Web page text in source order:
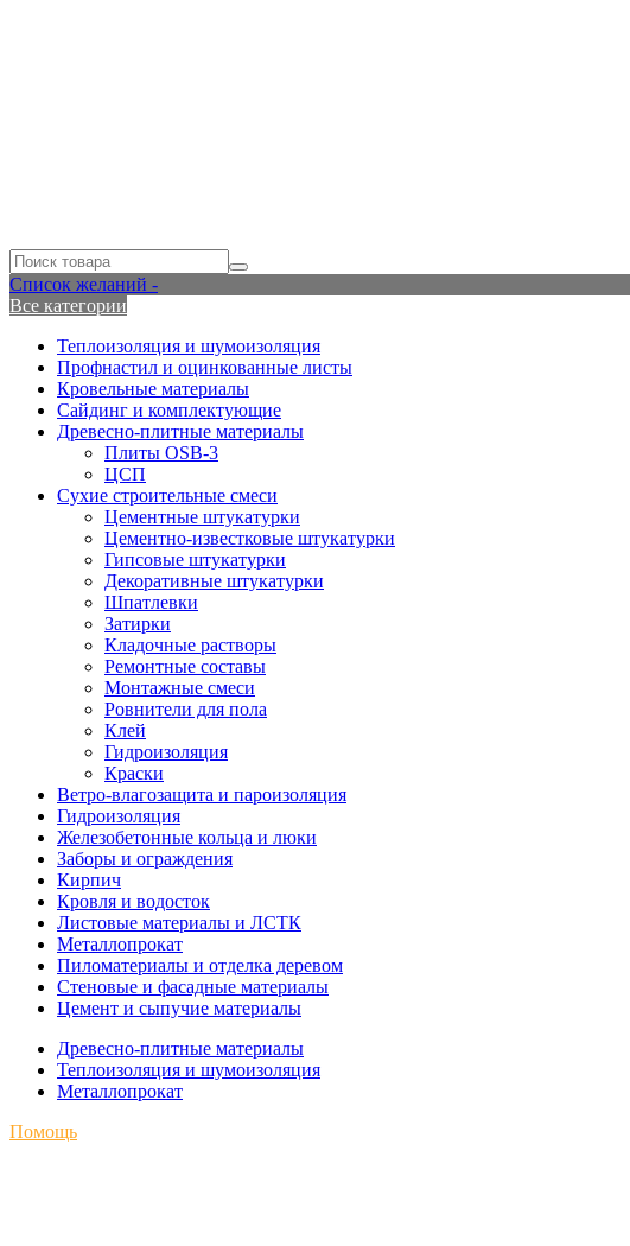
Список желаний -
Все категории
Теплоизоляция и шумоизоляция
Профнастил и оцинкованные листы
Кровельные материалы
Сайдинг и комплектующие
Древесно-плитные материалы
Плиты OSB-3
ЦСП
Сухие строительные смеси
Цементные штукатурки
Цементно-известковые штукатурки
Гипсовые штукатурки
Декоративные штукатурки
Шпатлевки
Затирки
Кладочные растворы
Ремонтные составы
Монтажные смеси
Ровнители для пола
Клей
Гидроизоляция
Краски
Ветро-влагозащита и пароизоляция
Гидроизоляция
Железобетонные кольца и люки
Заборы и ограждения
Кирпич
Кровля и водосток
Листовые материалы и ЛСТК
Металлопрокат
Пиломатериалы и отделка деревом
Стеновые и фасадные материалы
Цемент и сыпучие материалы
Древесно-плитные материалы
Теплоизоляция и шумоизоляция
Металлопрокат
Помощь